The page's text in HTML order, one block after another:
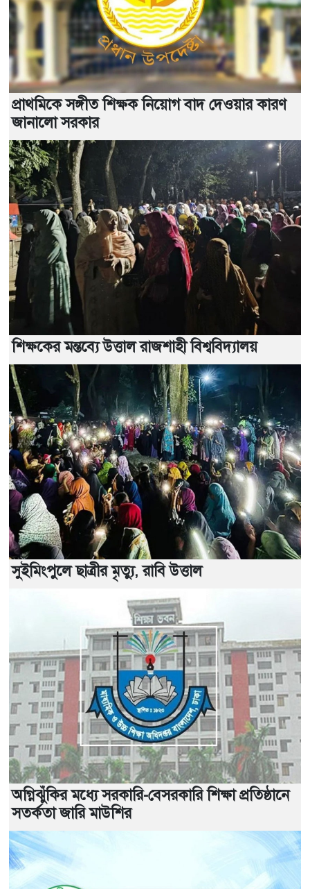
প্রাথমিকে সঙ্গীত শিক্ষক নিয়োগ বাদ দেওয়ার কারণ
জানালো সরকার
শিক্ষকের মন্তব্যে উত্তাল রাজশাহী বিশ্ববিদ্যালয়
সুইমিংপুলে ছাত্রীর মৃত্যু, রাবি উত্তাল
অগ্নিঝুঁকির মধ্যে সরকারি-বেসরকারি শিক্ষা প্রতিষ্ঠানে
সতর্কতা জারি মাউশির